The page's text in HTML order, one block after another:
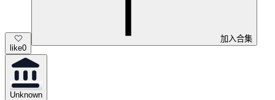
like0
加入合集
Unknown